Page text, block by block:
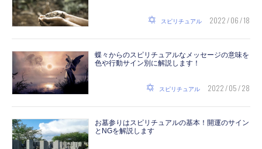
スピリチュアル 2022 / 06 / 18
蝶々からのスピリチュアルなメッセージの意味を
色や行動サイン別に解説します！
スピリチュアル 2022 / 05 / 28
お墓参りはスピリチュアルの基本！開運のサイン
とNGを解説します